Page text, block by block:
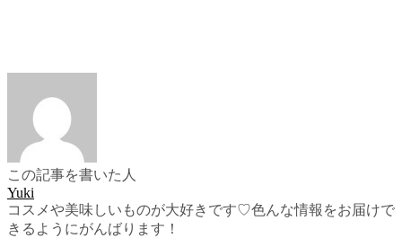
この記事を書いた人
Yuki
コスメや美味しいものが大好きです♡色んな情報をお届けで
きるようにがんばります！